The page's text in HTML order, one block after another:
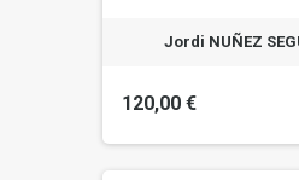
Jordi NUÑEZ
120,00 €